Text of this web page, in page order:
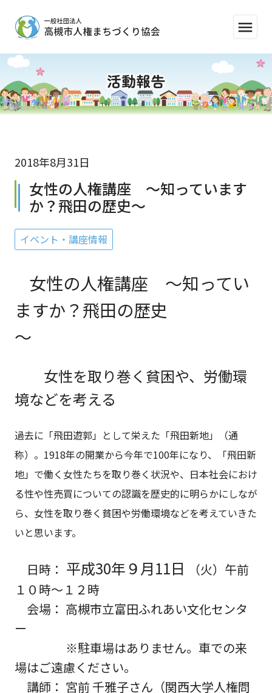
menu
活動報告
2018年8月31日
女性の人権講座 ～知っています
か？飛田の歴史～
イベント・講座情報
女性の人権講座 ～知ってい
ますか？飛田の歴史
～
女性を取り巻く貧困や、労働環
境などを考える
過去に「飛田遊郭」として栄えた「飛田新地」（通
称）。1918年の開業から今年で100年になり、「飛田新
地」で働く女性たちを取り巻く状況や、日本社会におけ
る性や性売買についての認識を歴史的に明らかにしなが
ら、女性を取り巻く貧困や労働環境などを考えていきた
いと思います。
日時： 平成30年９月11日
（火）午前
１０時～１２時
会場： 高槻市立富田ふれあい文化センタ
ー
※駐車場はありません。車での来
場はご遠慮ください。
講師： 宮前 千雅子さん（関西大学人権問